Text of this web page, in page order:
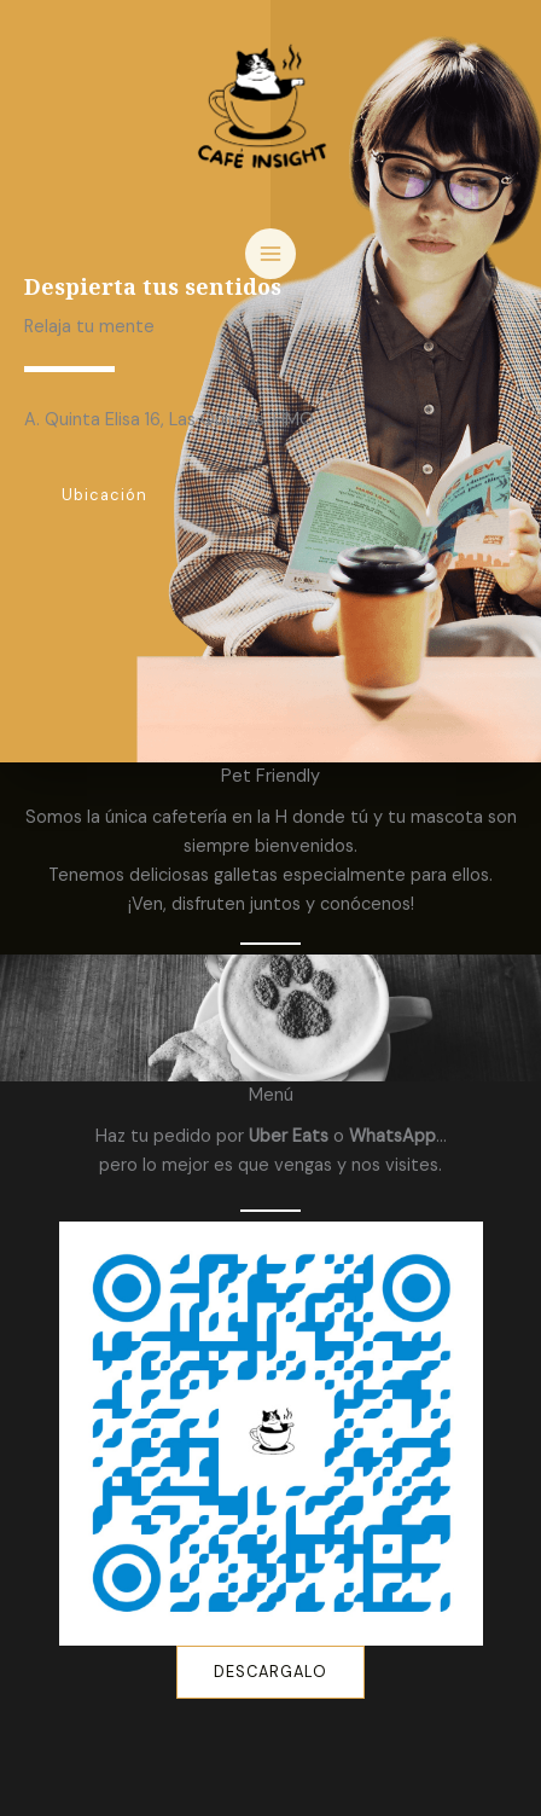
Despierta tus sentidos
Relaja tu mente
A. Quinta Elisa 16, Las Quintas. HMO.
Ubicación
Pet Friendly
Somos la única cafetería en la H donde tú y tu mascota son
siempre bienvenidos.
Tenemos deliciosas galletas especialmente para ellos.
¡Ven, disfruten juntos y conócenos!
Menú
Haz tu pedido por Uber Eatso WhatsApp…
pero lo mejor es que vengas y nos visites.
DESCARGALO